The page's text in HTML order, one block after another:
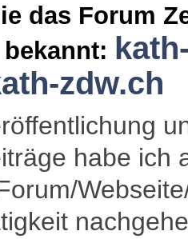
das Forum
zdw.ch
habe ich